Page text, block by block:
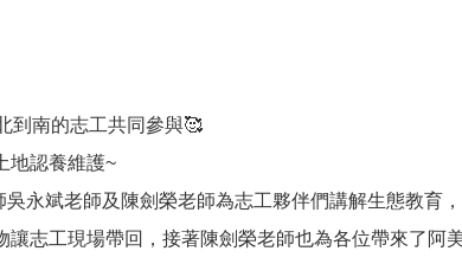
到南的志工共同參與🥰
地認養維護~
永斌老師及陳劍榮老師為志工夥伴們講解生態教育
讓志工現場帶回，接著陳劍榮老師也為各位帶來了阿